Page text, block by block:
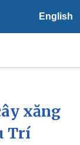
English
tiết
xăng
Trí